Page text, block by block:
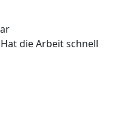
die Arbeit schnell